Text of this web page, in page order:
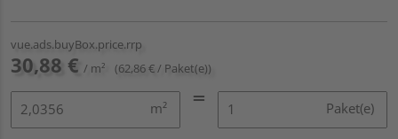
vue.ads.buyBox.price.rrp
30,88 € / m² (62,86 € / Paket(e))
m² Paket(e)